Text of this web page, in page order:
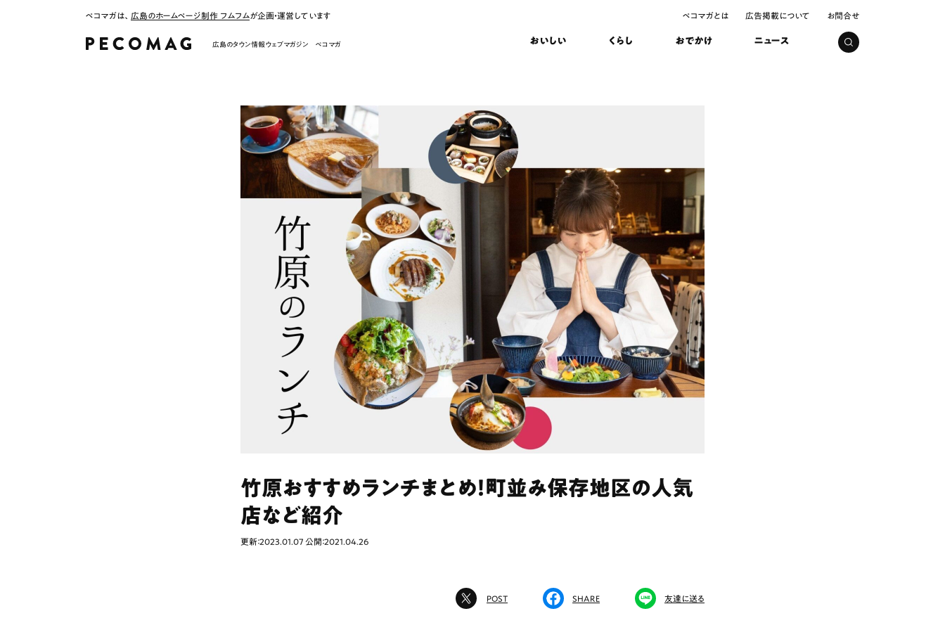
ペコマガは、 広島のホームページ制作 フムフムが企画・運営しています ペコマガとは 広告掲載について お問合せ
広島のタウン情報ウェブマガジン ペコマガ おいしい くらし おでかけ ニュース
竹原おすすめランチまとめ！町並み保存地区の人気
店など紹介
更新：2023.01.07 公開：2021.04.26
POST SHARE 友達に送る